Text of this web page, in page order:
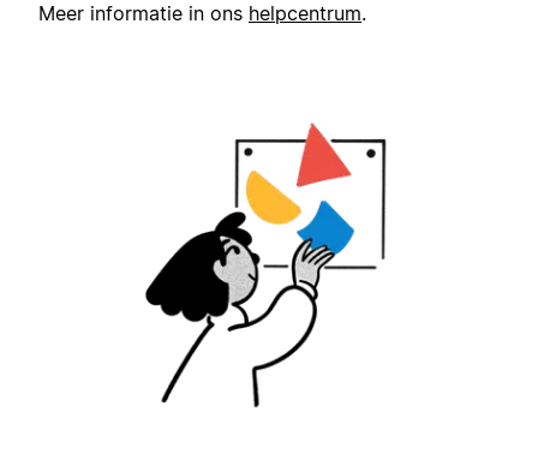
Meer informatie in ons helpcentrum.